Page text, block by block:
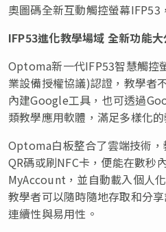
奧圖碼全新互動觸控螢幕IFP53
IFP53進化教學場域 全新功能大
Optoma新一代IFP53智慧觸控
業設備授權協議)認證，教學者
內建Google工具，也可透過
類教學應用軟體，滿足多樣化
Optoma白板整合了雲端技術
QR碼或刷NFC卡，便能在數秒
MyAccount，並自動載入個人
教學者可以隨時隨地存取和分
連續性與易用性。